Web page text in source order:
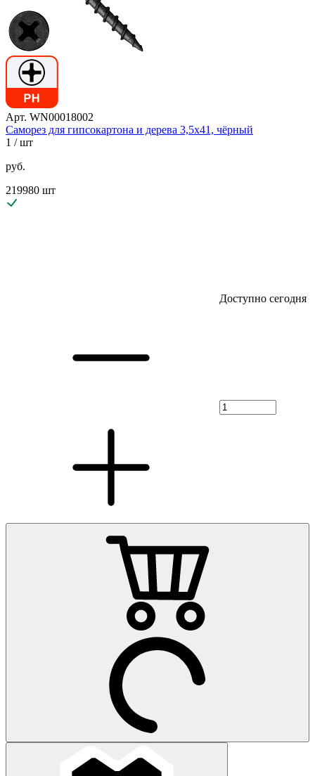
Арт. WN00018002
Саморез для гипсокартона и дерева 3,5х41, чёрный
1 / шт
руб.
219980 шт
Доступно сегодня